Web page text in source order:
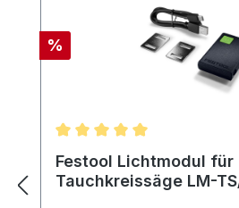
Rabatt
%
Durchschnittliche
Festool Lichtmodul für
Tauchkreissäge LM-